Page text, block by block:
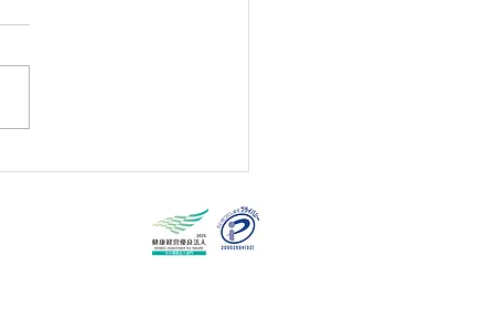
経営優良法人
に5年連続認定されま